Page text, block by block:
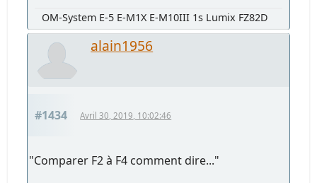
OM-System E-5 E-M1X E-M10III 1s Lumix FZ82D
alain1956
#1434 Avril 30, 2019, 10:02:46
"Comparer F2 à F4 comment dire..."